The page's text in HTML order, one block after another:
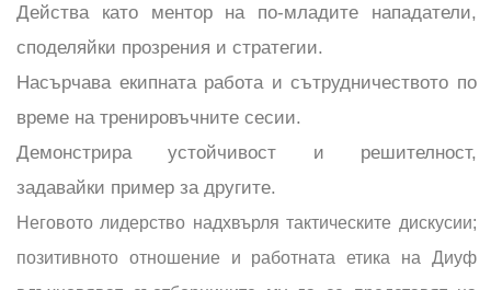
Действа като ментор на по-младите нападатели,
споделяйки прозрения и стратегии.
Насърчава екипната работа и сътрудничеството по
време на тренировъчните сесии.
Демонстрира устойчивост и решителност,
задавайки пример за другите.
Неговото лидерство надхвърля тактическите дискусии;
позитивното отношение и работната етика на Диуф